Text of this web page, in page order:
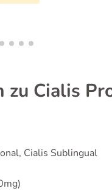
Cialis
Cialis Sublingual